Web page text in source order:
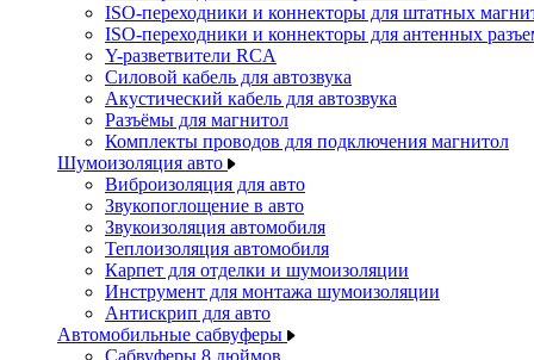
ISO-переходники и коннекторы для штатных
ISO-переходники и коннекторы для антенных
Y-разветвители RCA
Силовой кабель для автозвука
Акустический кабель для автозвука
Разъёмы для магнитол
Комплекты проводов для подключения магнитол
Шумоизоляция авто
Виброизоляция для авто
Звукопоглощение в авто
Звукоизоляция автомобиля
Теплоизоляция автомобиля
Карпет для отделки и шумоизоляции
Инструмент для монтажа шумоизоляции
Антискрип для авто
Автомобильные сабвуферы
Сабвуферы 8 дюймов